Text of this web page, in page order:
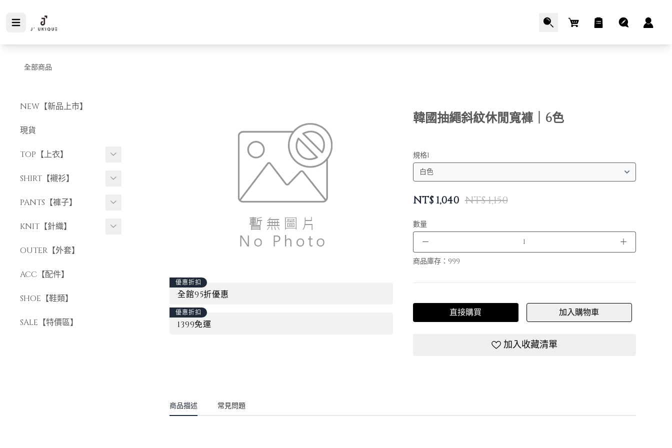
Cart
全部商品
NEW【新品上市】
現貨
TOP【上衣】
短袖上衣
長袖上衣
SHIRT【襯衫】
短袖襯衫
長袖襯衫
PANTS【褲子】
長褲
短褲
KNIT【針織】
短袖針織
長袖針織
OUTER【外套】
ACC【配件】
SHOE【鞋類】
SALE【特價區】
優惠折扣
全館95折優惠
優惠折扣
1399免運
韓國抽繩斜紋休閒寬褲｜6色
規格1
NT$1,040 NT$ 1,150
數量
－ ＋
商品庫存： 999
直接購買 加入購物車
加入收藏清單
商品描述 常見問題